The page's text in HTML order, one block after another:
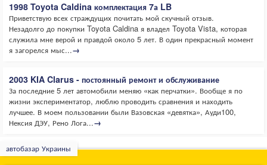
1998 Toyota Caldina комплектация 7а LB
Приветствую всех страждущих почитать мой скучный отзыв.
Незадолго до покупки Toyota Caldina я владел Toyota Vista, которая
служила мне верой и правдой около 5 лет. В один прекрасный момент
я загорелся мыс...→
2003 KIA Clarus - постоянный ремонт и обслуживание
За последние 5 лет автомобили меняю «как перчатки». Вообще я по
жизни экспериментатор, люблю проводить сравнения и находить
лучшее. В моем пользовании были Вазовская «девятка», Ауди100,
Нексия ДЭУ, Рено Лога...→
автобазар Украины